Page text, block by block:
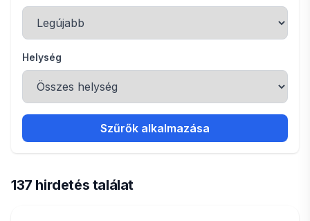
Helység
Szűrők alkalmazása
137 hirdetés találat